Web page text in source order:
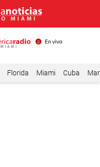
Florida Miami Cuba